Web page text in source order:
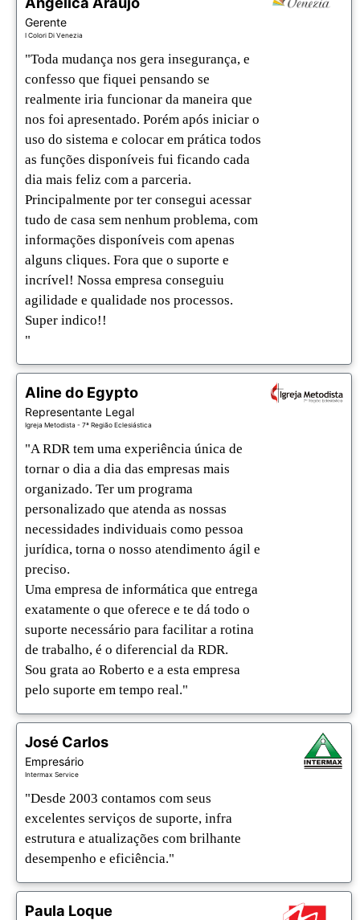
Gerente
I Colori Di Venezia
"Toda mudança nos gera insegurança, e
confesso que fiquei pensando se
realmente iria funcionar da maneira que
nos foi apresentado. Porém após iniciar o
uso do sistema e colocar em prática todos
as funções disponíveis fui ficando cada
dia mais feliz com a parceria.
Principalmente por ter consegui acessar
tudo de casa sem nenhum problema, com
informações disponíveis com apenas
alguns cliques. Fora que o suporte e
incrível! Nossa empresa conseguiu
agilidade e qualidade nos processos.
Super indico!!
"
Aline do Egypto
Representante Legal
Igreja Metodista - 7ª Região Eclesiástica
"A RDR tem uma experiência única de
tornar o dia a dia das empresas mais
organizado. Ter um programa
personalizado que atenda as nossas
necessidades individuais como pessoa
jurídica, torna o nosso atendimento ágil e
preciso.
Uma empresa de informática que entrega
exatamente o que oferece e te dá todo o
suporte necessário para facilitar a rotina
de trabalho, é o diferencial da RDR.
Sou grata ao Roberto e a esta empresa
pelo suporte em tempo real."
José Carlos
Empresário
Intermax Service
"Desde 2003 contamos com seus
excelentes serviços de suporte, infra
estrutura e atualizações com brilhante
desempenho e eficiência."
Paula Loque